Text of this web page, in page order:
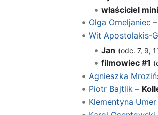
właściciel
Olga Omeljaniec –
Wit Apostolakis-
Jan (odc. 7, 9,
filmowiec #1
Agnieszka
Piotr Bajtlik–
Klementyna Umer